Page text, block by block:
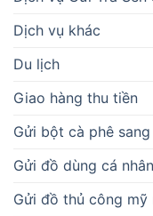
Dịch vụ khác
Du lịch
Giao hàng thu tiền
Gửi bột cà phê sang
Gửi đồ dùng cá
Gửi đồ thủ công mỹ